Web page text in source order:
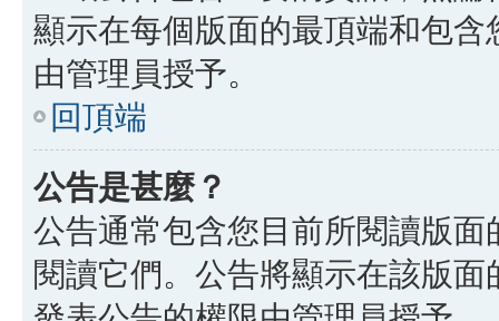
顯示在每個版面的最頂端和包
由管理員授予。
回頂端
公告是甚麼？
公告通常包含您目前所閱讀版
閱讀它們。公告將顯示在該版